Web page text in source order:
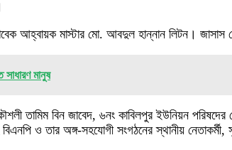
আহ্বায়ক মাস্টার মো. আবদুল হান্নান লিটন। জাসাস
মানুষ
তামিম বিন জাবেদ, ৬নং কাবিলপুর ইউনিয়ন
ও তার অঙ্গ-সহযোগী সংগঠনের স্থানীয় নেতাকর্মী,